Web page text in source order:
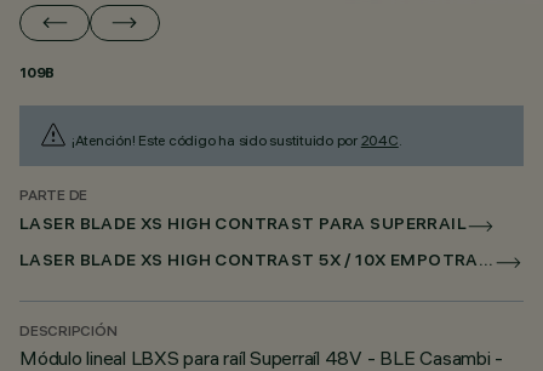
109B
¡Atención! Este código ha sido sustituido por 204C.
PARTE DE
LASER BLADE XS HIGH CONTRAST PARA SUPERRAIL
LASER BLADE XS HIGH CONTRAST 5X / 10X EMPOTRADO PARA SUPERRAIL CASAMBI
DESCRIPCIÓN
Módulo lineal LBXS para raíl Superraíl 48V - BLE Casambi -